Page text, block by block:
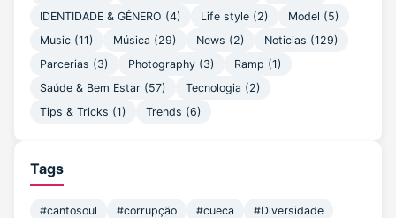
IDENTIDADE & GÊNERO (4) Life style (2) Model (5)
Music (11) Música (29) News (2) Noticias (129)
Parcerias (3) Photography (3) Ramp (1)
Saúde & Bem Estar (57) Tecnologia (2)
Tips & Tricks (1) Trends (6)
Tags
#cantosoul #corrupção #cueca
#Diversidade